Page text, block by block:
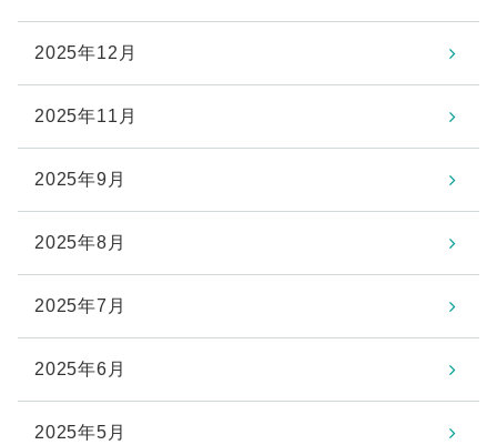
2025年12月
2025年11月
2025年9月
2025年8月
2025年7月
2025年6月
2025年5月